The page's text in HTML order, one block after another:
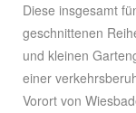
Diese insgesamt
geschnittenen
und kleinen
einer
Vorort von